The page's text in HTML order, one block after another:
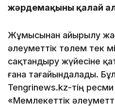
жәрдемақыны қалай
Жұмысынан айырылу
әлеуметтік төлем тек
сақтандыру жүйесіне
ғана тағайындалады.
Tengrinews.kz-тің
«Мемлекеттік